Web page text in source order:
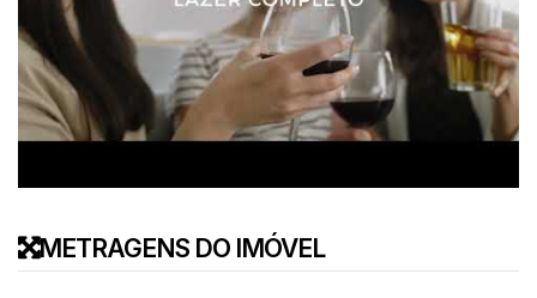
METRAGENS DO IMÓVEL